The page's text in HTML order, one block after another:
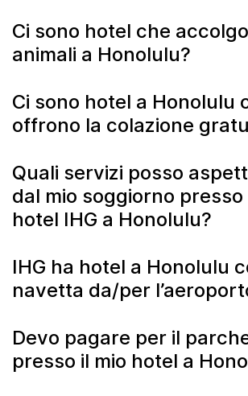
Ci sono hotel che
animali a Honolulu?
Ci sono hotel a Honolulu
offrono la colazione
Quali servizi posso
dal mio soggiorno presso
hotel IHG a Honolulu?
IHG ha hotel a Honolulu
navetta da/per
Devo pagare per il
presso il mio hotel a